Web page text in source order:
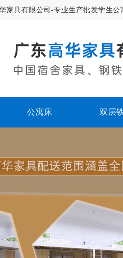
家具有限公司-专业生产批发学生
公寓床 双层